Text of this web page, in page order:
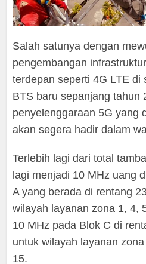
Salah satunya dengan
pengembangan
terdepan seperti 4G LTE di
BTS baru sepanjang tahun
penyelenggaraan 5G yang
akan segera hadir dalam
Terlebih lagi dari total
lagi menjadi 10 MHz uang
A yang berada di rentang
wilayah layanan zona 1, 4,
10 MHz pada Blok C di
untuk wilayah layanan
15.